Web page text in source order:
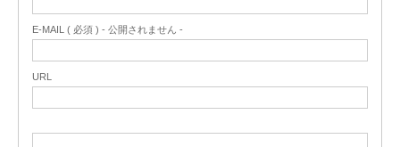
E-MAIL ( 必須 ) - 公開されません -
URL